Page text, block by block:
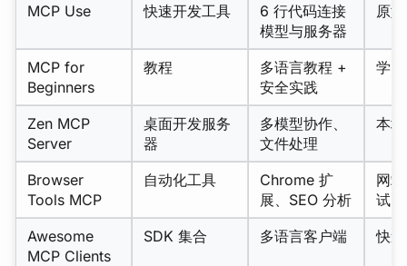
MCP Use 快速开发工具
6 行代码连接
模型与服务器
原
MCP for
Beginners
教程
多语言教程 +
安全实践
学
Zen MCP
Server
桌面开发服务
器
多模型协作、
文件处理
本
Browser
Tools MCP
自动化工具
Chrome 扩
展、SEO 分析
网
试
Awesome
MCP Clients
SDK 集合 多语言客户端 快